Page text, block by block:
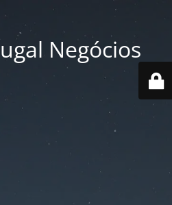
Negócios